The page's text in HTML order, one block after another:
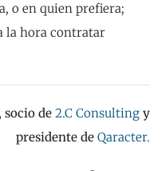
o en quien prefiera;
la hora contratar
socio de 2.C Consulting y
presidente de Qaracter.